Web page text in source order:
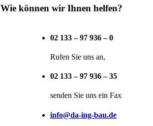
Wie können wir Ihnen helfen?
02 133 – 97 936 – 0
Rufen Sie uns an,
02 133 – 97 936 – 35
senden Sie uns ein Fax
info@da-ing-bau.de